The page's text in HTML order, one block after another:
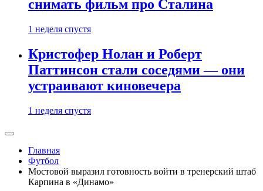
снимать фильм про Сталина
1 неделя спустя
Кристофер Нолан и Роберт
Паттинсон стали соседями — они
устраивают киновечера
1 неделя спустя
Главная
Футбол
Мостовой выразил готовность войти в тренерский штаб
Карпина в «Динамо»